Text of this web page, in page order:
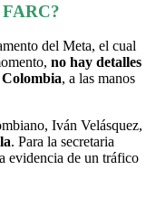
del Meta, el cual
no hay detalles
, a las manos
Iván Velásquez,
. Para la secretaria
evidencia de un tráfico